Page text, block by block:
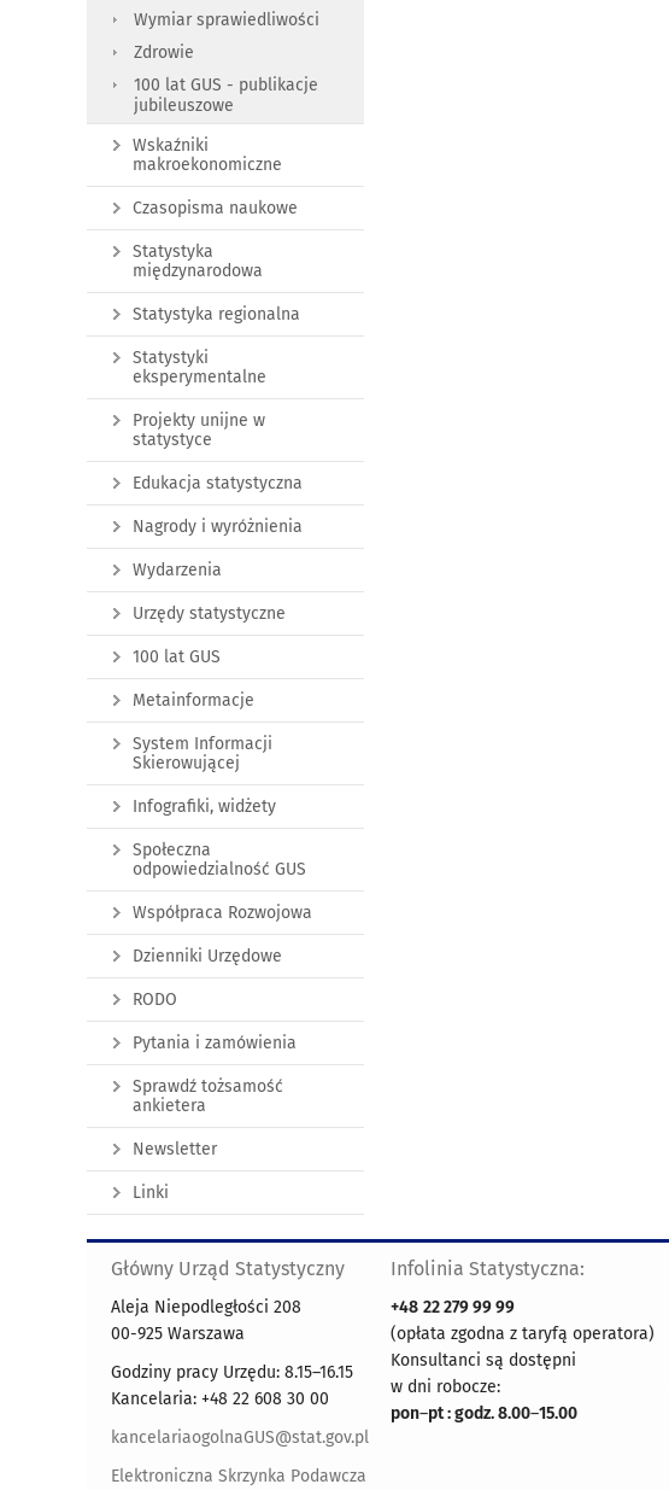
Wymiar sprawiedliwości
Zdrowie
100 lat GUS - publikacje
jubileuszowe
Wskaźniki
makroekonomiczne
Czasopisma naukowe
Statystyka
międzynarodowa
Statystyka regionalna
Statystyki
eksperymentalne
Projekty unijne w
statystyce
Edukacja statystyczna
Nagrody i wyróżnienia
Wydarzenia
Urzędy statystyczne
100 lat GUS
Metainformacje
System Informacji
Skierowującej
Infografiki, widżety
Społeczna
odpowiedzialność GUS
Współpraca Rozwojowa
Dzienniki Urzędowe
RODO
Pytania i zamówienia
Sprawdź tożsamość
ankietera
Newsletter
Linki
Główny Urząd Statystyczny
Aleja Niepodległości 208
00-925 Warszawa
Godziny pracy Urzędu: 8.15–16.15
Kancelaria: +48 22 608 30 00
kancelariaogolnaGUS@stat.gov.pl
Elektroniczna Skrzynka Podawcza
Infolinia Statystyczna:
+48 22 279 99 99
(opłata zgodna z taryfą operatora)
Konsultanci są dostępni
w dni robocze:
pon–pt : godz. 8.00–15.00